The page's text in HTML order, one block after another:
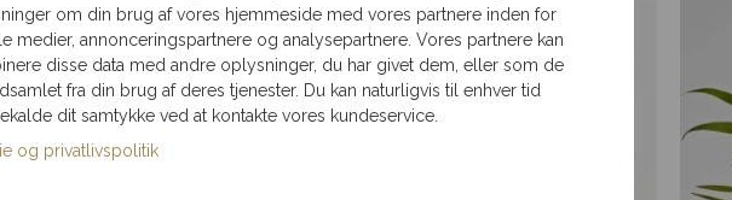
om din brug af vores hjemmeside med vores partnere inden for
medier, annonceringspartnere og analysepartnere. Vores partnere kan
disse data med andre oplysninger, du har givet dem, eller som de
fra din brug af deres tjenester. Du kan naturligvis til enhver tid
dit samtykke ved at kontakte vores kundeservice.
og privatlivspolitik